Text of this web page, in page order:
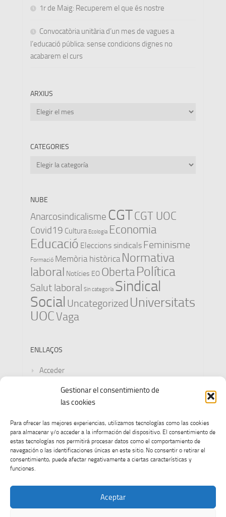
Gestionar el consentimiento de
las cookies
Para ofrecer las mejores experiencias, utilizamos tecnologías como las cookies
para almacenar y/o acceder a la información del dispositivo. El consentimiento de
estas tecnologías nos permitirá procesar datos como el comportamiento de
navegación o las identificaciones únicas en este sitio. No consentir o retirar el
consentimiento, puede afectar negativamente a ciertas características y
funciones.
Aceptar
1r de Maig: Recuperem el que és nostre
Convocatòria unitària d’un mes de vagues a
l’educació pública: sense condicions dignes no
acabarem el curs
ARXIUS
Arxius
CATEGORIES
Categories
NUBE
Anarcosindicalisme CGTCGT UOC
Covid19 Cultura Ecologia Economia
Educació Eleccions sindicals Feminisme
Formació Memòria històrica Normativa
laboral Notícies EO ObertaPolítica
Salut laboral Sin categoría Sindical
Social Uncategorized Universitats
UOCVaga
ENLLAÇOS
Acceder
Feed de entradas
WordPress.org